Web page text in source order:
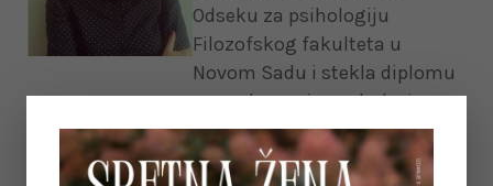
Odseku za psihologiju
Filozofskog fakulteta u
Novom Sadu i stekla diplomu
naprednog nivoa obuke iz
Racionalno Emotivno
Bihejvioralne Terapije, na